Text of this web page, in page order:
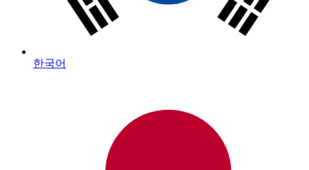
한국어